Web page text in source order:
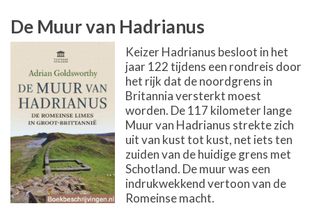
De Muur van Hadrianus
Keizer Hadrianus besloot in het
jaar 122 tijdens een rondreis door
het rijk dat de noordgrens in
Britannia versterkt moest
worden. De 117 kilometer lange
Muur van Hadrianus strekte zich
uit van kust tot kust, net iets ten
zuiden van de huidige grens met
Schotland. De muur was een
indrukwekkend vertoon van de
Romeinse macht.